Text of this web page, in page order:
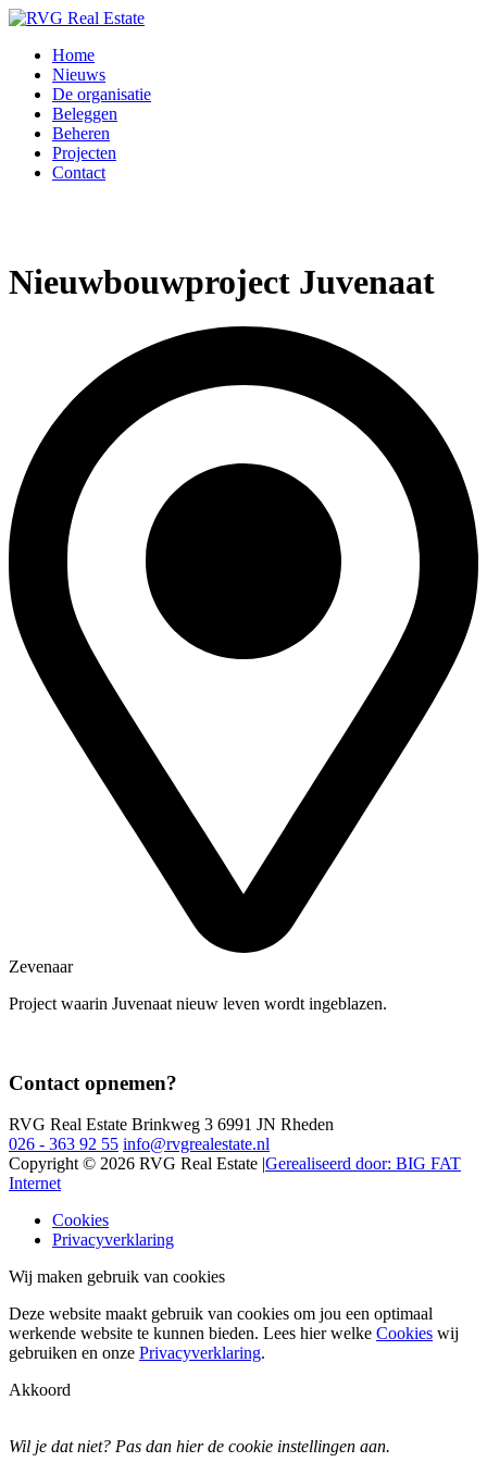
Home
Nieuws
De organisatie
Beleggen
Beheren
Projecten
Contact
Nieuwbouwproject Juvenaat
Zevenaar
Project waarin Juvenaat nieuw leven wordt ingeblazen.
Contact opnemen?
RVG Real Estate Brinkweg 3 6991 JN Rheden
026 - 363 92 55 info@rvgrealestate.nl
Copyright © 2026 RVG Real Estate |Gerealiseerd door: BIG FAT
Internet
Cookies
Privacyverklaring
Wij maken gebruik van cookies
Deze website maakt gebruik van cookies om jou een optimaal
werkende website te kunnen bieden. Lees hier welke Cookies wij
gebruiken en onze Privacyverklaring.
Akkoord
Wil je dat niet? Pas dan hierde cookie instellingen aan.